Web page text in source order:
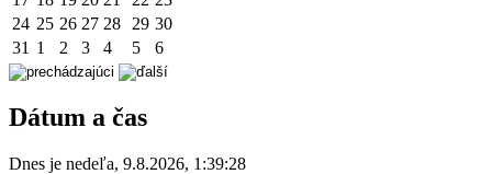
24 25 26 27 28 29 30
31 1 2 3 4 5 6
Dátum a čas
Dnes je nedeľa, 9.8.2026, 1:39:28